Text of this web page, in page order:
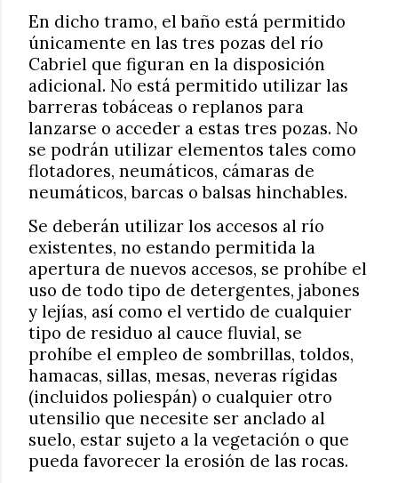
En dicho tramo, el baño está permitido
únicamente en las tres pozas del río
Cabriel que figuran en la disposición
adicional. No está permitido utilizar las
barreras tobáceas o replanos para
lanzarse o acceder a estas tres pozas. No
se podrán utilizar elementos tales como
flotadores, neumáticos, cámaras de
neumáticos, barcas o balsas hinchables.
Se deberán utilizar los accesos al río
existentes, no estando permitida la
apertura de nuevos accesos, se prohíbe el
uso de todo tipo de detergentes, jabones
y lejías, así como el vertido de cualquier
tipo de residuo al cauce fluvial, se
prohíbe el empleo de sombrillas, toldos,
hamacas, sillas, mesas, neveras rígidas
(incluidos poliespán) o cualquier otro
utensilio que necesite ser anclado al
suelo, estar sujeto a la vegetación o que
pueda favorecer la erosión de las rocas.